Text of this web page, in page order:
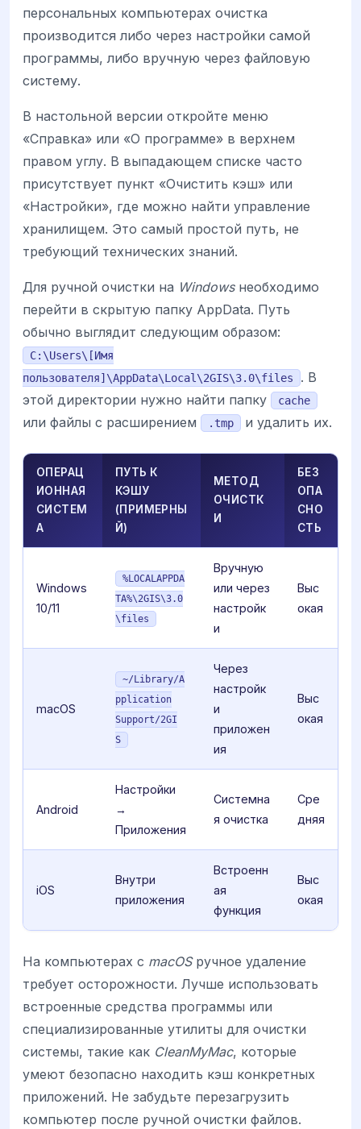
персональных компьютерах очистка
производится либо через настройки самой
программы, либо вручную через файловую
систему.
В настольной версии откройте меню
«Справка» или «О программе» в верхнем
правом углу. В выпадающем списке часто
присутствует пункт «Очистить кэш» или
«Настройки», где можно найти управление
хранилищем. Это самый простой путь, не
требующий технических знаний.
Для ручной очистки на Windowsнеобходимо
перейти в скрытую папку AppData. Путь
обычно выглядит следующим образом:
C:\Users\[Имя
пользователя]\AppData\Local\2GIS\3.0\files
. В
этой директории нужно найти папку
cache
или файлы с расширением .tmp и удалить их.
ОПЕРАЦ
ИОННАЯ
СИСТЕМ
А
ПУТЬ К
КЭШУ
(ПРИМЕРНЫ
Й)
МЕТОД
ОЧИСТК
И
БЕЗ
ОПА
СНО
СТЬ
Windows
10/11
%LOCALAPPDA
TA%\2GIS\3.0
\files
Вручную
или через
настройк
и
Выс
окая
macOS
~/Library/A
pplication
Support/2GI
S
Через
настройк
и
приложен
ия
Выс
окая
Android
Настройки
→
Приложения
Системна
я очистка
Сре
дняя
iOS
Внутри
приложения
Встроенн
ая
функция
Выс
окая
На компьютерах с macOSручное удаление
требует осторожности. Лучше использовать
встроенные средства программы или
специализированные утилиты для очистки
системы, такие как CleanMyMac, которые
умеют безопасно находить кэш конкретных
приложений. Не забудьте перезагрузить
компьютер после ручной очистки файлов.